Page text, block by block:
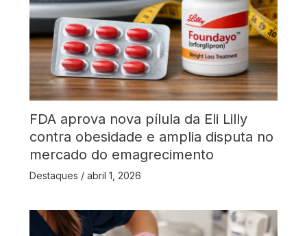
FDA aprova nova pílula da Eli Lilly
contra obesidade e amplia disputa no
mercado do emagrecimento
Destaques / abril 1, 2026